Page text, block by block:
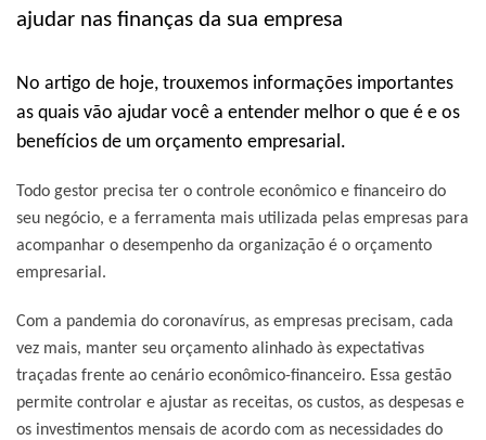
ajudar nas finanças da sua empresa
No artigo de hoje, trouxemos informações importantes
as quais vão ajudar você a entender melhor o que é e os
benefícios de um orçamento empresarial.
Todo gestor precisa ter o controle econômico e financeiro do
seu negócio, e a ferramenta mais utilizada pelas empresas para
acompanhar o desempenho da organização é o orçamento
empresarial.
Com a pandemia do coronavírus, as empresas precisam, cada
vez mais, manter seu orçamento alinhado às expectativas
traçadas frente ao cenário econômico-financeiro. Essa gestão
permite controlar e ajustar as receitas, os custos, as despesas e
os investimentos mensais de acordo com as necessidades do